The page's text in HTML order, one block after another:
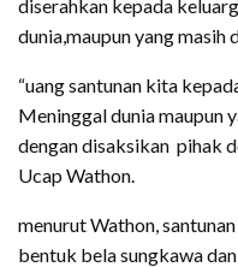
diserahkan kepada
dunia,maupun yang masih
“uang santunan kita
Meninggal dunia maupun
dengan disaksikan pihak
Ucap Wathon.
menurut Wathon,
bentuk bela sungkawa